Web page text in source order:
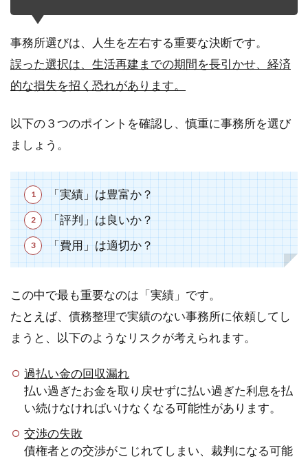
事務所選びは、人生を左右する重要な決断です。
誤った選択は、生活再建までの期間を長引かせ、経済
的な損失を招く恐れがあります。
以下の３つのポイントを確認し、慎重に事務所を選び
ましょう。
「実績」は豊富か？
「評判」は良いか？
「費用」は適切か？
この中で最も重要なのは「実績」です。
たとえば、債務整理で実績のない事務所に依頼してし
まうと、以下のようなリスクが考えられます。
過払い金の回収漏れ
払い過ぎたお金を取り戻せずに払い過ぎた利息を払
い続けなければいけなくなる可能性があります。
交渉の失敗
債権者との交渉がこじれてしまい、裁判になる可能